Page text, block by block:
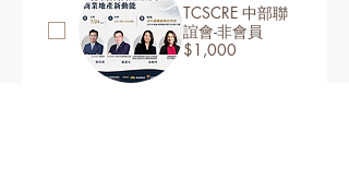
TCSCRE 中部聯
誼會-非會員
$1,000